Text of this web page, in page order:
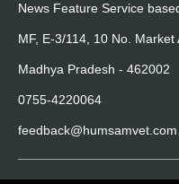
News Feature Service
MF, E-3/114, 10 No.
Madhya Pradesh - 462002
0755-4220064
feedback@humsamvet.com